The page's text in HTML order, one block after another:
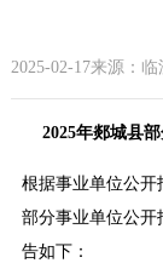
2025-02-17来源：
2025年郯城县
根据事业单位公开
部分事业单位公开
告如下：